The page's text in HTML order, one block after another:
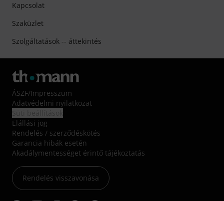
Kapcsolat
Szaküzlet
Szolgáltatások -- áttekintés
ÁSZF/Impresszum
Adatvédelmi nyilatkozat
Elállási jog
Rendelés / szerződéskötés
Garancia hibák esetén
Akadálymentességet érintő tájékoztatás
Rendelés visszavonása